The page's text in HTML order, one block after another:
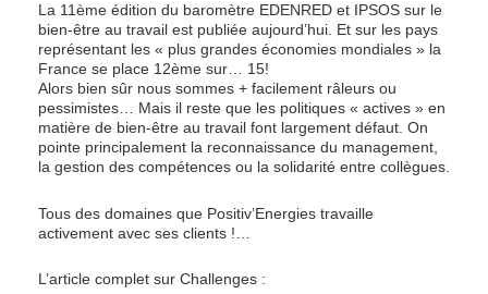
La 11ème édition du baromètre EDENRED et IPSOS sur le
bien-être au travail est publiée aujourd’hui. Et sur les pays
représentant les « plus grandes économies mondiales » la
France se place 12ème sur… 15!
Alors bien sûr nous sommes + facilement râleurs ou
pessimistes… Mais il reste que les politiques « actives » en
matière de bien-être au travail font largement défaut. On
pointe principalement la reconnaissance du management,
la gestion des compétences ou la solidarité entre collègues.
Tous des domaines que Positiv’Energies travaille
activement avec ses clients !…
L’article complet sur Challenges :